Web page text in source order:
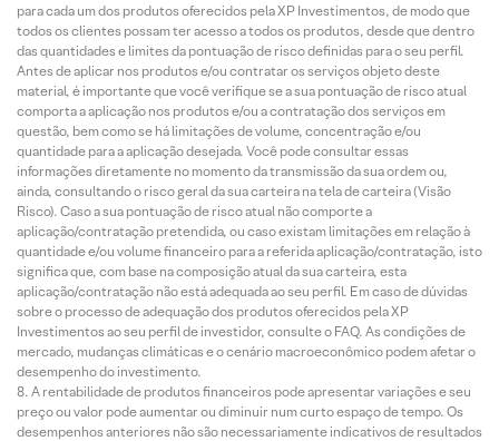
para cada um dos produtos oferecidos pela XP Investimentos, de modo que
todos os clientes possam ter acesso a todos os produtos, desde que dentro
das quantidades e limites da pontuação de risco definidas para o seu perfil.
Antes de aplicar nos produtos e/ou contratar os serviços objeto deste
material, é importante que você verifique se a sua pontuação de risco atual
comporta a aplicação nos produtos e/ou a contratação dos serviços em
questão, bem como se há limitações de volume, concentração e/ou
quantidade para a aplicação desejada. Você pode consultar essas
informações diretamente no momento da transmissão da sua ordem ou,
ainda, consultando o risco geral da sua carteira na tela de carteira (Visão
Risco). Caso a sua pontuação de risco atual não comporte a
aplicação/contratação pretendida, ou caso existam limitações em relação à
quantidade e/ou volume financeiro para a referida aplicação/contratação, isto
significa que, com base na composição atual da sua carteira, esta
aplicação/contratação não está adequada ao seu perfil. Em caso de dúvidas
sobre o processo de adequação dos produtos oferecidos pela XP
Investimentos ao seu perfil de investidor, consulte o FAQ. As condições de
mercado, mudanças climáticas e o cenário macroeconômico podem afetar o
desempenho do investimento.
A rentabilidade de produtos financeiros pode apresentar variações e seu
preço ou valor pode aumentar ou diminuir num curto espaço de tempo. Os
desempenhos anteriores não são necessariamente indicativos de resultados